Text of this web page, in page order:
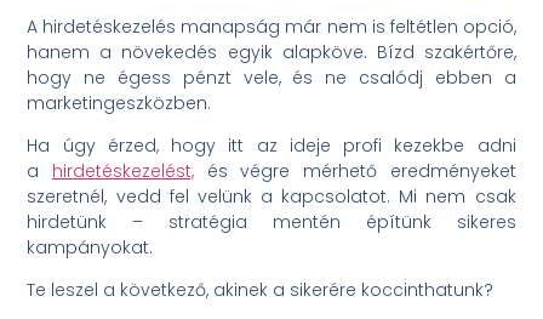
A hirdetéskezelés manapság már nem is feltétlen opció,
hanem a növekedés egyik alapköve. Bízd szakértőre,
hogy ne égess pénzt vele, és ne csalódj ebben a
marketingeszközben.
Ha úgy érzed, hogy itt az ideje profi kezekbe adni
a hirdetéskezelést, és végre mérhető eredményeket
szeretnél, vedd fel velünk a kapcsolatot. Mi nem csak
hirdetünk – stratégia mentén építünk sikeres
kampányokat.
Te leszel a következő, akinek a sikerére koccinthatunk?